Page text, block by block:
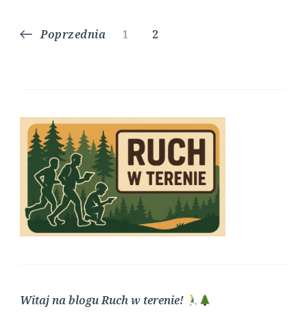
Stronicowanie
Poprzednia Strona
1 Strona
2
Witaj na blogu Ruch w terenie!